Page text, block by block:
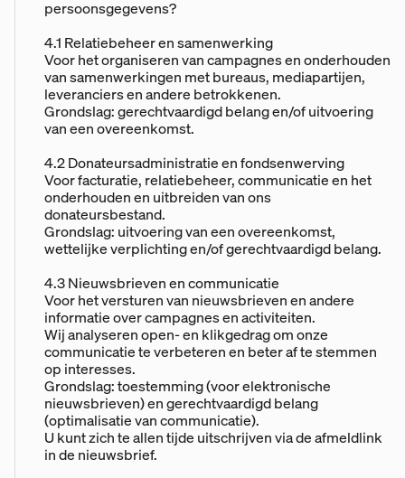
persoonsgegevens?
4.1 Relatiebeheer en samenwerking
Voor het organiseren van campagnes en onderhouden
van samenwerkingen met bureaus, mediapartijen,
leveranciers en andere betrokkenen.
Grondslag: gerechtvaardigd belang en/of uitvoering
van een overeenkomst.
4.2 Donateursadministratie en fondsenwerving
Voor facturatie, relatiebeheer, communicatie en het
onderhouden en uitbreiden van ons
donateursbestand.
Grondslag: uitvoering van een overeenkomst,
wettelijke verplichting en/of gerechtvaardigd belang.
4.3 Nieuwsbrieven en communicatie
Voor het versturen van nieuwsbrieven en andere
informatie over campagnes en activiteiten.
Wij analyseren open- en klikgedrag om onze
communicatie te verbeteren en beter af te stemmen
op interesses.
Grondslag: toestemming (voor elektronische
nieuwsbrieven) en gerechtvaardigd belang
(optimalisatie van communicatie).
U kunt zich te allen tijde uitschrijven via de afmeldlink
in de nieuwsbrief.